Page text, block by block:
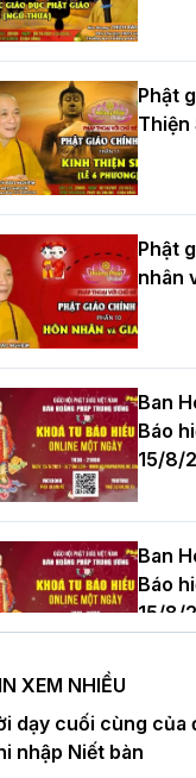
của Khóa sinh hoạt
tại chùa Bằng
Thọ Lạc
BTS GHPGVN
thượng Thích
Trưởng BTS
nhiệm kỳ 2026
tọa Thích Tâm
tân Trưởng ban Trị
Nội: Tăng Ni
tác pháp Tiền
Phật
Thiện
Phật
nhân
Ban
Báo
15/8/
Ban
Báo
15/8/
Ban
Báo
15/8/
XEM NHIỀU
dạy cuối cùng của
nhập Niết bàn